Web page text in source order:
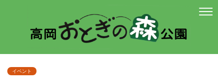
イベント